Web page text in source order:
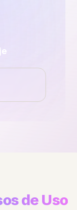
de Uso